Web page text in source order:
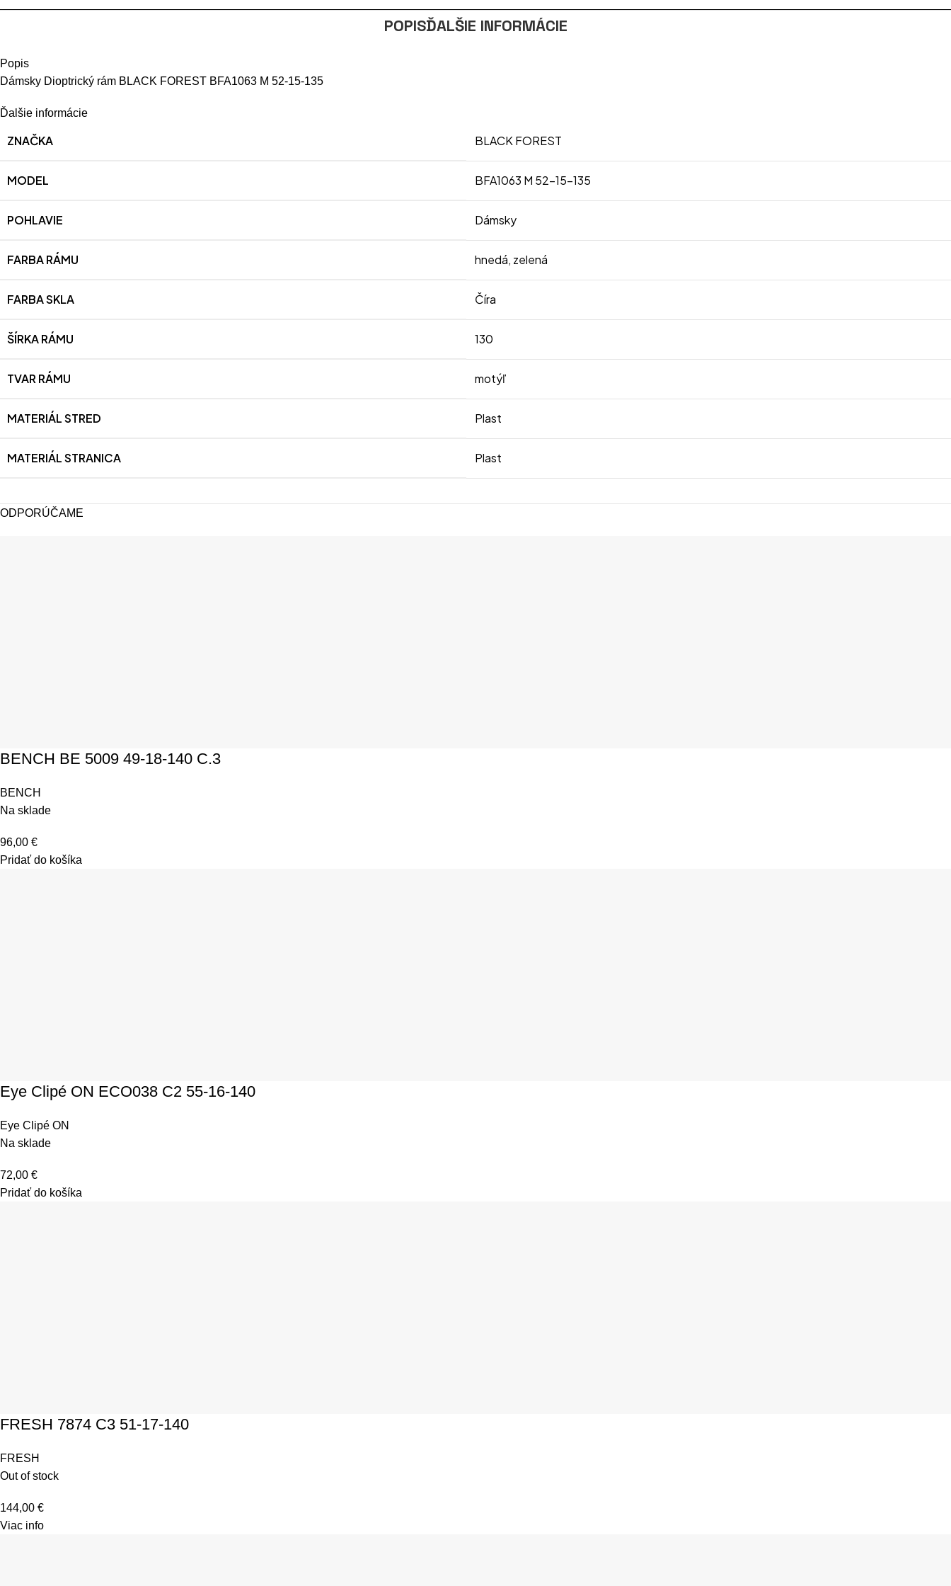
POPISĎALŠIE INFORMÁCIE
Popis
Dámsky Dioptrický rám BLACK FOREST BFA1063 M 52-15-135
Ďalšie informácie
ZNAČKA BLACK FOREST
MODEL BFA1063 M 52-15-135
POHLAVIE Dámsky
FARBA RÁMU hnedá, zelená
FARBA SKLA Číra
ŠÍRKA RÁMU 130
TVAR RÁMU motýľ
MATERIÁL STRED Plast
MATERIÁL STRANICA Plast
ODPORÚČAME
BENCH BE 5009 49-18-140 C.3
BENCH
Na sklade
96,00 €
Pridať do košíka
Eye Clipé ON ECO038 C2 55-16-140
Eye Clipé ON
Na sklade
72,00 €
Pridať do košíka
FRESH 7874 C3 51-17-140
FRESH
Out of stock
144,00 €
Viac info